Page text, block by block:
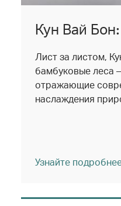
Кун Вай
Лист за листом,
бамбуковые леса
отражающие
наслаждения
Узнайте